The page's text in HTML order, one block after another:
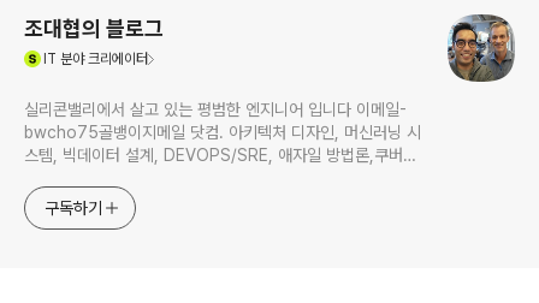
조대협의 블로그
IT 분야 크리에이터
실리콘밸리에서 살고 있는 평범한 엔지니어 입니다 이메일-
bwcho75골뱅이지메일 닷컴. 아키텍처 디자인, 머신러닝 시
스템, 빅데이터 설계, DEVOPS/SRE, 애자일 방법론,쿠버네
한 기술 멘토링과 강의 진행합니다. Linkedin :
https://www.linkedin.com/in/terrycho75/
구독하기